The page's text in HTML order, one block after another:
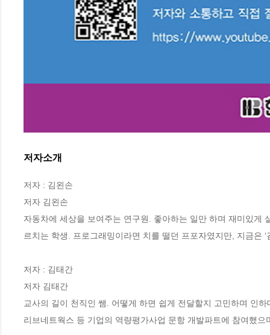
저자소개
저자 : 김왼손
저자 김왼손
자동차에 세상을 보여주는 연구원. 좋아하는 일만 하며 재미있게
르치는 학생. 프로그래밍이라면 치를 떨던 프포자였지만, 지금은
저자 : 김태간
저자 김태간
교사의 길이 천직인 쌤. 어떻게 하면 쉽게 전달할지 고민하며 인
리브네트웍스 등 기업의 역량평가사업 문항 개발파트에 참여했